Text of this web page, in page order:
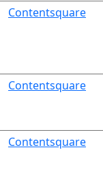
Contentsquare
Contentsquare
Contentsquare